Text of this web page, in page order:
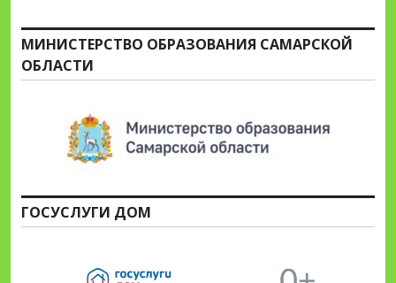
МИНИСТЕРСТВО ОБРАЗОВАНИЯ САМАРСКОЙ
ОБЛАСТИ
ГОСУСЛУГИ ДОМ